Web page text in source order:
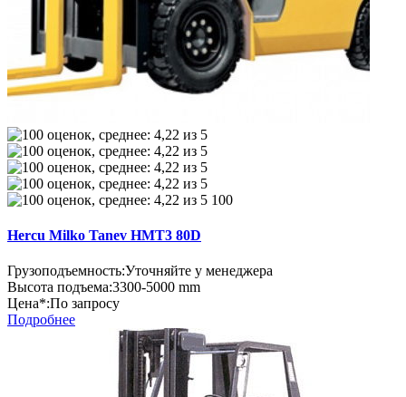
100
Hercu Milko Tanev HMT3 80D
Грузоподъемность:Уточняйте у менеджера
Высота подъема:3300-5000 mm
Цена*:По запросу
Подробнее